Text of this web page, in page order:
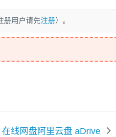
册用户请先注册）。
在线网盘阿里云盘 aDrive